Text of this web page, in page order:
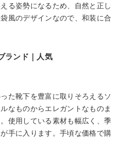
る姿勢になるため、自然と正し
風のデザインなので、和装に合
ランド｜人気
た靴下を豊富に取りそろえるソ
なものからエレガントなものま
使用している素材も幅広く、季
手に入ります。手頃な価格で購